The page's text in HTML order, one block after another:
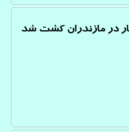
بار در مازندران كشت شد